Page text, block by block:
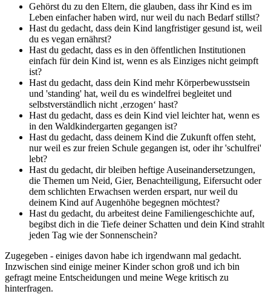
Gehörst du zu den Eltern, die glauben, dass ihr Kind es im
Leben einfacher haben wird, nur weil du nach Bedarf stillst?
Hast du gedacht, dass dein Kind langfristiger gesund ist, weil
du es vegan ernährst?
Hast du gedacht, dass es in den öffentlichen Institutionen
einfach für dein Kind ist, wenn es als Einziges nicht geimpft
ist?
Hast du gedacht, dass dein Kind mehr Körperbewusstsein
und 'standing' hat, weil du es windelfrei begleitet und
selbstverständlich nicht ‚erzogen‘ hast?
Hast du gedacht, dass es dein Kind viel leichter hat, wenn es
in den Waldkindergarten gegangen ist?
Hast du gedacht, dass deinem Kind die Zukunft offen steht,
nur weil es zur freien Schule gegangen ist, oder ihr 'schulfrei'
lebt?
Hast du gedacht, dir bleiben heftige Auseinandersetzungen,
die Themen um Neid, Gier, Benachteiligung, Eifersucht oder
dem schlichten Erwachsen werden erspart, nur weil du
deinem Kind auf Augenhöhe begegnen möchtest?
Hast du gedacht, du arbeitest deine Familiengeschichte auf,
begibst dich in die Tiefe deiner Schatten und dein Kind strahlt
jeden Tag wie der Sonnenschein?
Zugegeben - einiges davon habe ich irgendwann mal gedacht.
Inzwischen sind einige meiner Kinder schon groß und ich bin
gefragt meine Entscheidungen und meine Wege kritisch zu
hinterfragen.